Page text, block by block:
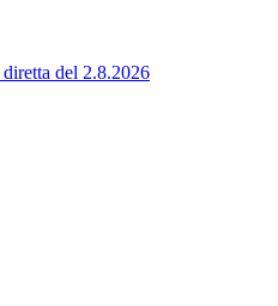
del 2.8.2026